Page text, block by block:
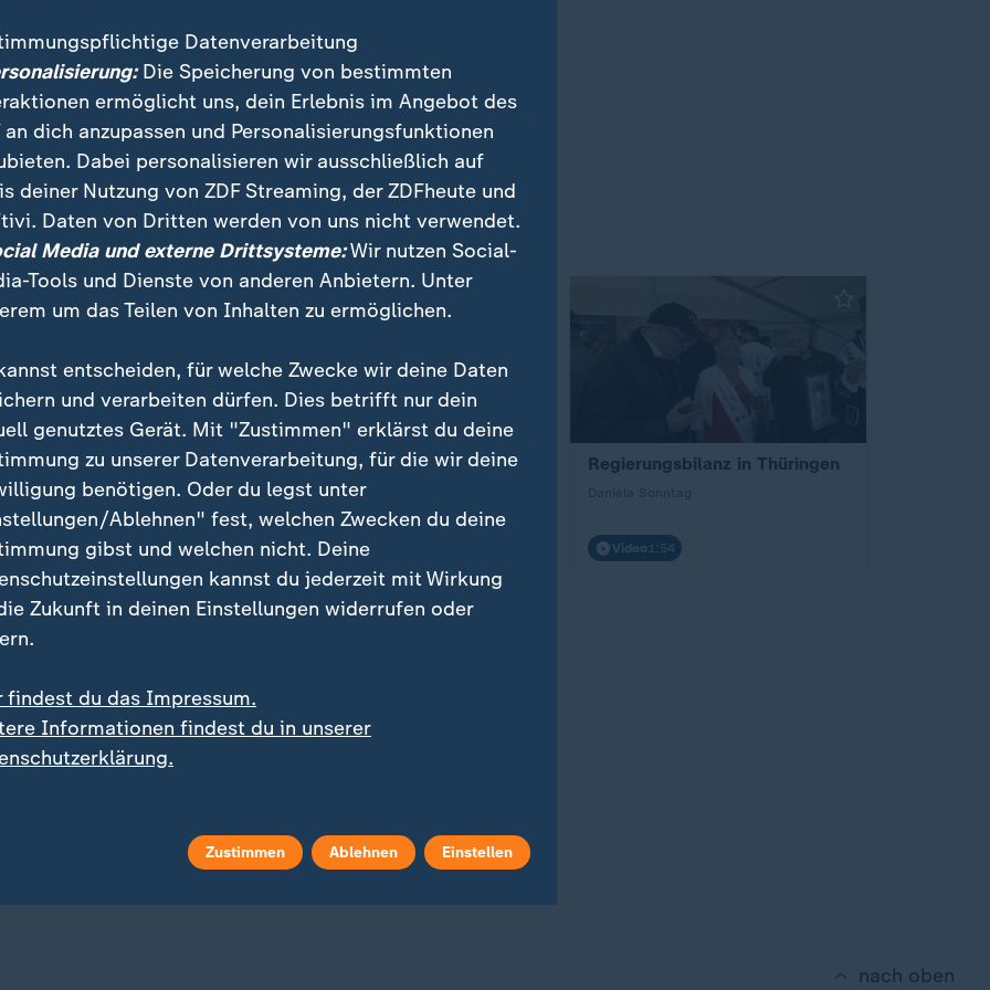
und SPD tagen
in Thüringen
gegen
Aust
1:46
Heiße Phase der
Koalitionsverhandlungen
Karl Hinterleitner
Video1:50
Regierungsbilanz in Thüringen
Video 1:54
nach oben
Datenverarbeitung
Die Speicherung von bestimmten
ermöglicht uns, dein Erlebnis im Angebot des
an dich anzupassen und Personalisierungsfunktionen
Dabei personalisieren wir ausschließlich auf
deiner Nutzung von ZDF Streaming, der ZDFheute und
Daten von Dritten werden von uns nicht verwendet.
Media und externe Drittsysteme:Wir nutzen Social-
Tools und Dienste von anderen Anbietern. Unter
um das Teilen von Inhalten zu ermöglichen.
entscheiden, für welche Zwecke wir deine Daten
und verarbeiten dürfen. Dies betrifft nur dein
genutztes Gerät. Mit "Zustimmen" erklärst du deine
zu unserer Datenverarbeitung, für die wir deine
benötigen. Oder du legst unter
Ablehnen" fest, welchen Zwecken du deine
gibst und welchen nicht. Deine
kannst du jederzeit mit Wirkung
Zukunft in deinen Einstellungen widerrufen oder
findest du das Impressum.
Informationen findest du in unserer
Zustimmen Ablehnen Einstellen